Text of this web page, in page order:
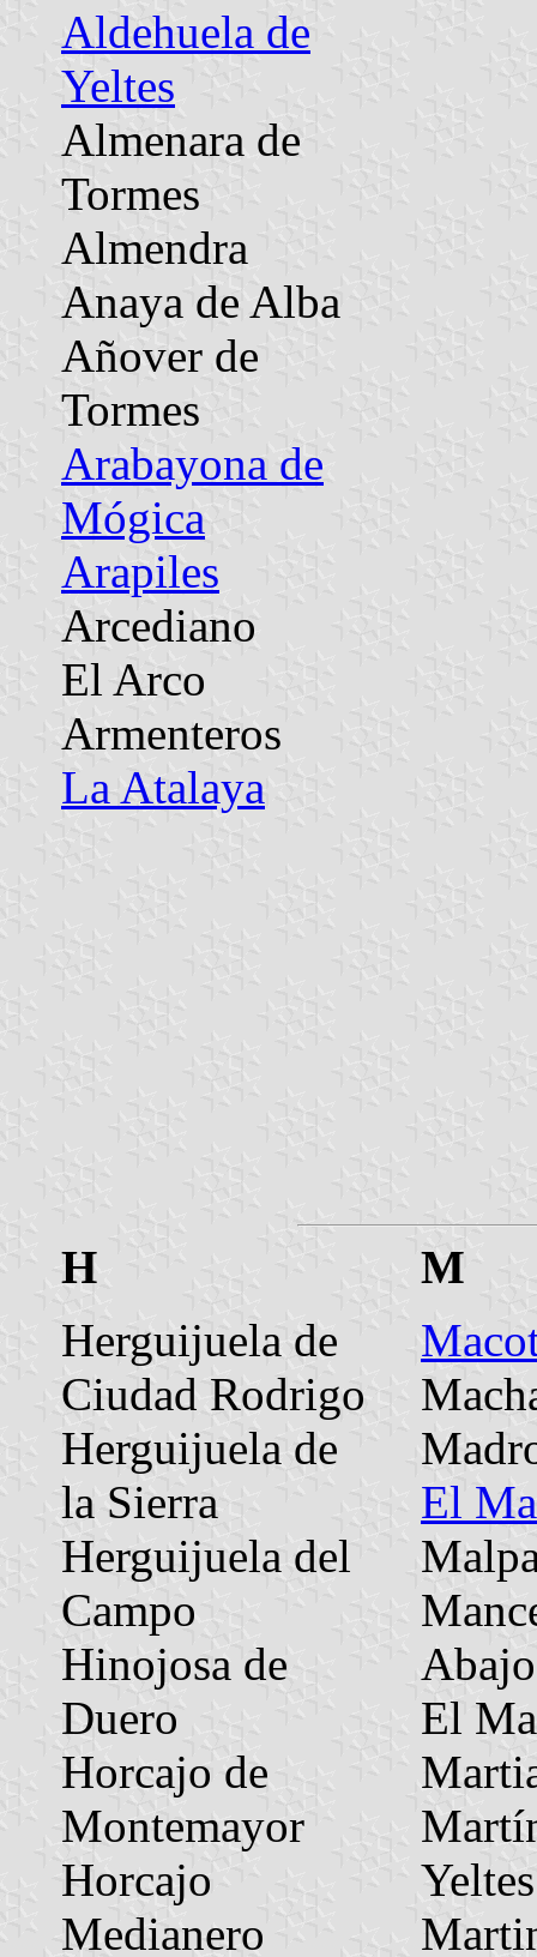
Aldehuela de
Yeltes
Almenara de
Tormes
Almendra
Anaya de Alba
Añover de
Tormes
Arabayona de
Mógica
Arapiles
Arcediano
El Arco
Armenteros
La Atalaya
H
Herguijuela de
Ciudad Rodrigo
Herguijuela de
la Sierra
Herguijuela del
Campo
Hinojosa de
Duero
Horcajo de
Montemayor
Horcajo
Medianero
M
El
Abajo
El
Yeltes